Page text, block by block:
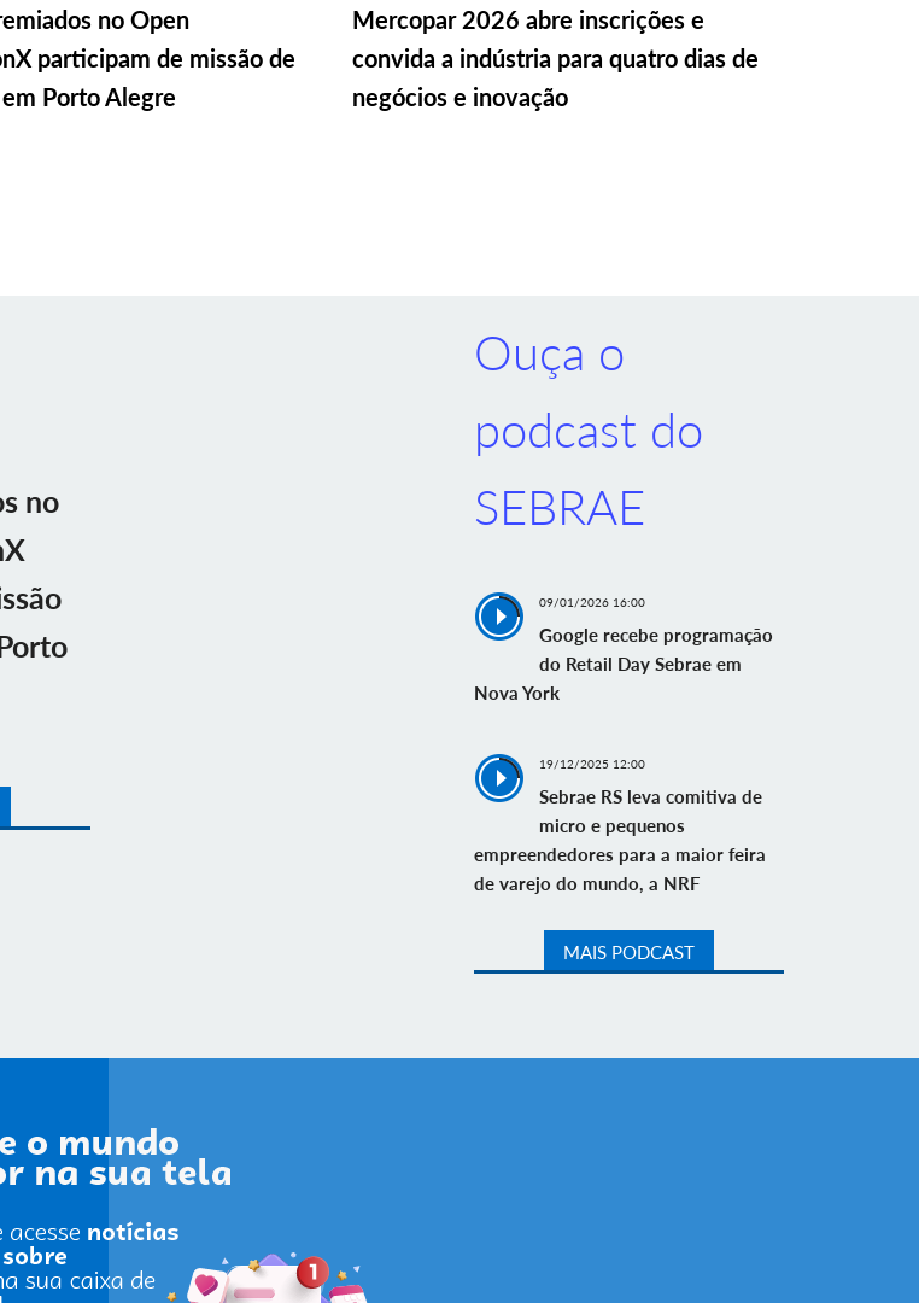
no Open
participam de missão de
Porto Alegre
Mercopar 2026 abre inscrições e
convida a indústria para quatro dias de
negócios e inovação
no
Ouça o
podcast do
SEBRAE
09/01/2026 16:00
Google recebe programação
do Retail Day Sebrae em
Nova York
19/12/2025 12:00
Sebrae RS leva comitiva de
micro e pequenos
empreendedores para a maior feira
de varejo do mundo, a NRF
MAIS PODCAST